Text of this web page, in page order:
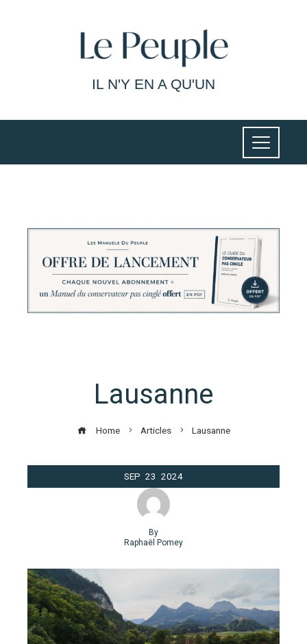
IL N'Y EN A QU'UN
Lausanne
Home Articles Lausanne
SEP 23 2024
By
Raphaël Pomey